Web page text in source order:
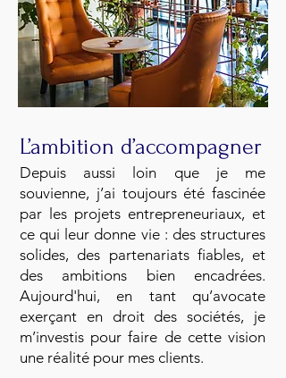
L’ambition d’accompagner
Depuis aussi loin que je me
souvienne, j’ai toujours été fascinée
par les projets entrepreneuriaux, et
ce qui leur donne vie : des structures
solides, des partenariats fiables, et
des ambitions bien encadrées.
Aujourd'hui, en tant qu’avocate
exerçant en droit des sociétés, je
m’investis pour faire de cette vision
une réalité pour mes clients.